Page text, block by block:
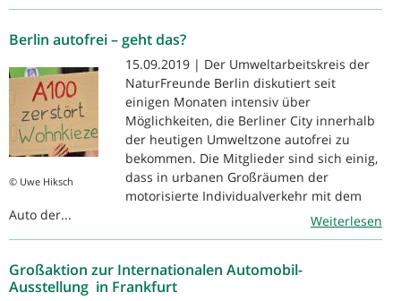
Berlin autofrei – geht das?
© Uwe Hiksch
15.09.2019 | Der Umweltarbeitskreis der
NaturFreunde Berlin diskutiert seit
einigen Monaten intensiv über
Möglichkeiten, die Berliner City innerhalb
der heutigen Umweltzone autofrei zu
bekommen. Die Mitglieder sind sich einig,
dass in urbanen Großräumen der
motorisierte Individualverkehr mit dem
Auto der...
Weiterlesen
Großaktion zur Internationalen Automobil-
Ausstellung in Frankfurt